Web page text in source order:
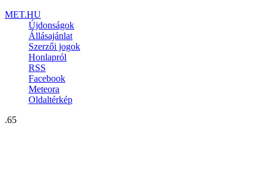
MET.HU
Újdonságok
Állásajánlat
Szerzői jogok
Honlapról
RSS
Facebook
Meteora
Oldaltérkép
.65